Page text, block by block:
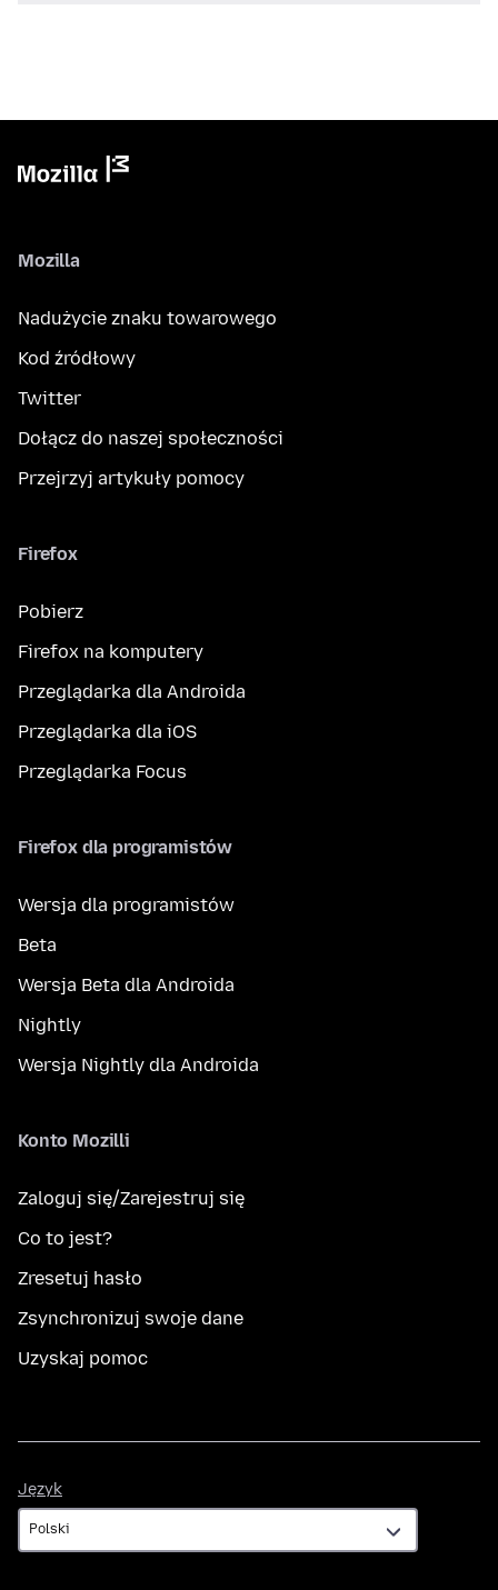
Mozilla
Nadużycie znaku towarowego
Kod źródłowy
Twitter
Dołącz do naszej społeczności
Przejrzyj artykuły pomocy
Firefox
Pobierz
Firefox na komputery
Przeglądarka dla Androida
Przeglądarka dla iOS
Przeglądarka Focus
Firefox dla programistów
Wersja dla programistów
Beta
Wersja Beta dla Androida
Nightly
Wersja Nightly dla Androida
Konto Mozilli
Zaloguj się/Zarejestruj się
Co to jest?
Zresetuj hasło
Zsynchronizuj swoje dane
Uzyskaj pomoc
Język